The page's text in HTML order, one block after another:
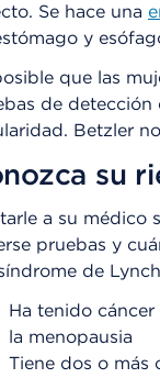
Se hace una
y
que las
de
Betzler
su
a su médico
pruebas y
de
Ha tenido
la menopausia
Tiene dos o más